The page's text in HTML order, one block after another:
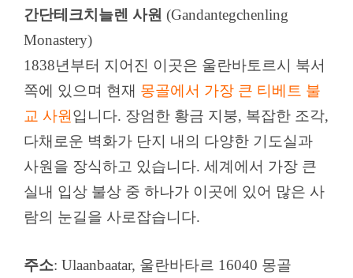
간단테크치늘렌 사원 (Gandantegchenling
Monastery)
1838년부터 지어진 이곳은 울란바토르시 북서
쪽에 있으며 현재 몽골에서 가장 큰 티베트 불
교 사원입니다. 장엄한 황금 지붕, 복잡한 조각,
다채로운 벽화가 단지 내의 다양한 기도실과
사원을 장식하고 있습니다. 세계에서 가장 큰
실내 입상 불상 중 하나가 이곳에 있어 많은 사
람의 눈길을 사로잡습니다.
주소: Ulaanbaatar, 울란바타르 16040 몽골